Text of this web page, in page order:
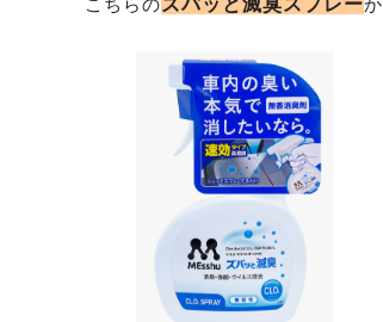
こちらのズバッと滅臭スプレーか